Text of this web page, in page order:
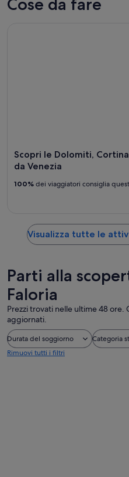
Cose da fare
Scopri le Dolomiti,
da Venezia
100% dei viaggiatori consiglia
Visualizza tutte le
Parti alla
Faloria
Prezzi trovati nelle ultime 48 ore.
aggiornati.
Durata del soggiorno Categoria
Rimuovi tutti i filtri